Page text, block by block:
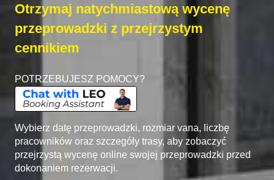
Otrzymaj natychmiastową wycenę
przeprowadzki z przejrzystym
cennikiem
POTRZEBUJESZ POMOCY?
Wybierz datę przeprowadzki, rozmiar vana, liczbę
pracowników oraz szczegóły trasy, aby zobaczyć
przejrzystą wycenę online swojej przeprowadzki przed
dokonaniem rezerwacji.